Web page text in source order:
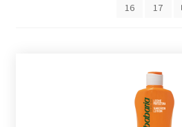
16
17